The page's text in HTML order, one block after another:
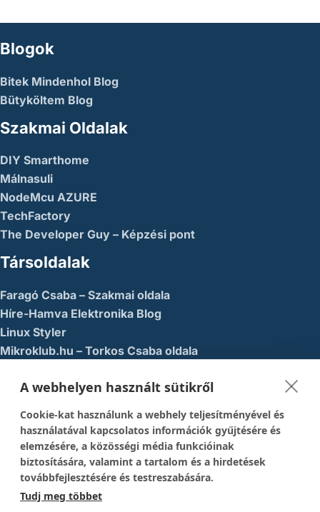
Blogok
Bitek Mindenhol Blog
Bütyköltem Blog
Szakmai Oldalak
DIY Smarthome
Málnasuli
NodeMcu AZURE
TechFactory
The Developer Guy – Képzési pont
Társoldalak
Faragó Csaba – Szakmai oldala
Híre-Hamva Elektronika Blog
Linux Styler
Mikroklub.hu – Torkos Csaba oldala
Közösségi Média
1337-es menedék – Youtube
Easy Arduno Channel – Youtube
Magyar Arduino Csoport – Facebook
Magyar Arduino Labor – Facebook
Magyar Arduino Labor – Youtube
A webhelyen használt sütikről
Cookie-kat használunk a webhely teljesítményével és
használatával kapcsolatos információk gyűjtésére és
elemzésére, a közösségi média funkcióinak
biztosítására, valamint a tartalom és a hirdetések
továbbfejlesztésére és testreszabására.
Tudj meg többet